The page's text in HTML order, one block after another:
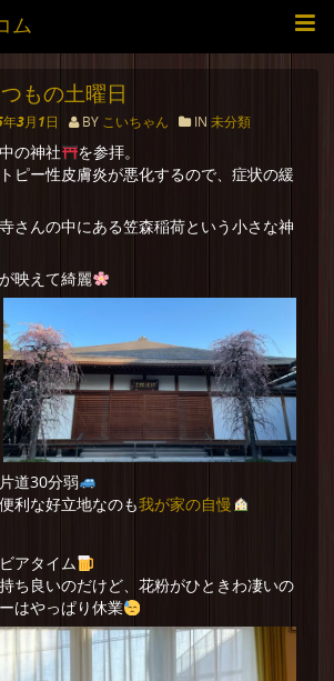
ム
もの土曜日
3月1日 BY こいちゃん IN 未分類
の神社
を参拝。
ピー性皮膚炎が悪化するので、症状の緩
さんの中にある笠森稲荷という小さな神
映えて綺麗
道30分弱
利な好立地なのも我が家の自慢
アタイム
ち良いのだけど、花粉がひときわ凄いの
はやっぱり休業